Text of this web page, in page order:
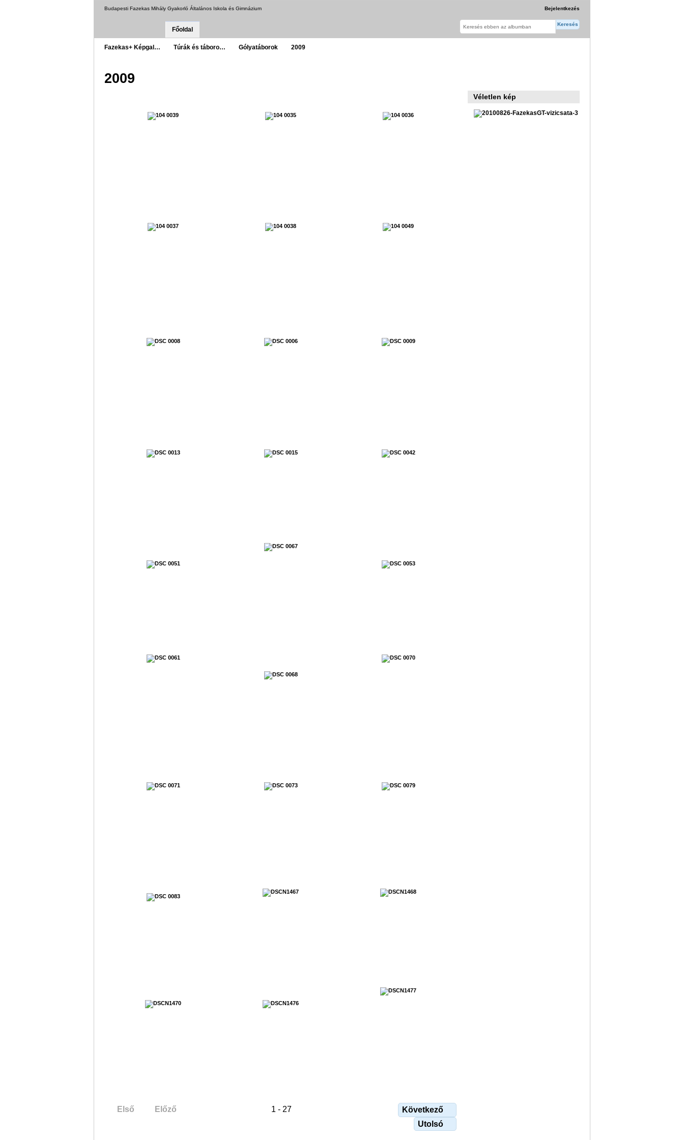
Budapesti Fazekas Mihály Gyakorló Általános Iskola és Gimnázium Bejelentkezés
Főoldal
Fazekas+ Képgal… Túrák és táboro… Gólyatáborok 2009
2009
Első Előző 1 - 27
Következő
Utolsó
Véletlen kép